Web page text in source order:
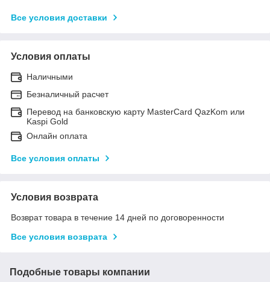
Все условия доставки
Условия оплаты
Наличными
Безналичный расчет
Перевод на банковскую карту MasterCard QazKom или
Kaspi Gold
Онлайн оплата
Все условия оплаты
Условия возврата
Возврат товара в течение 14 дней по договоренности
Все условия возврата
Подобные товары компании